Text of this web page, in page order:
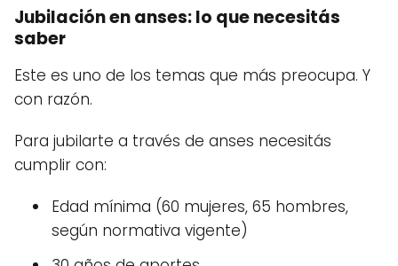
Jubilación en anses: lo que necesitás
saber
Este es uno de los temas que más preocupa. Y
con razón.
Para jubilarte a través de anses necesitás
cumplir con:
Edad mínima (60 mujeres, 65 hombres,
según normativa vigente)